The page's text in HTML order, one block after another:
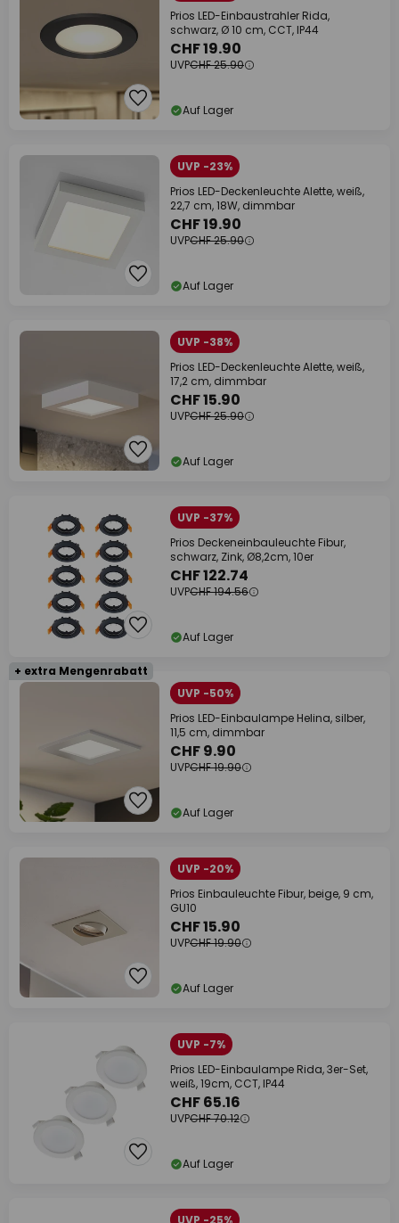
Prios LED-Einbaustrahler Rida,
schwarz, Ø 10 cm, CCT, IP44
CHF 19.90
UVPCHF 25.90
Auf Lager
UVP -23%
Prios LED-Deckenleuchte Alette, weiß,
22,7 cm, 18W, dimmbar
CHF 19.90
UVPCHF 25.90
Auf Lager
UVP -38%
Prios LED-Deckenleuchte Alette, weiß,
17,2 cm, dimmbar
CHF 15.90
UVPCHF 25.90
Auf Lager
UVP -37%
Prios Deckeneinbauleuchte Fibur,
schwarz, Zink, Ø8,2cm, 10er
CHF 122.74
UVPCHF 194.56
Auf Lager
+ extra Mengenrabatt
UVP -50%
Prios LED-Einbaulampe Helina, silber,
11,5 cm, dimmbar
CHF 9.90
UVPCHF 19.90
Auf Lager
UVP -20%
Prios Einbauleuchte Fibur, beige, 9 cm,
GU10
CHF 15.90
UVPCHF 19.90
Auf Lager
UVP -7%
Prios LED-Einbaulampe Rida, 3er-Set,
weiß, 19cm, CCT, IP44
CHF 65.16
UVPCHF 70.12
Auf Lager